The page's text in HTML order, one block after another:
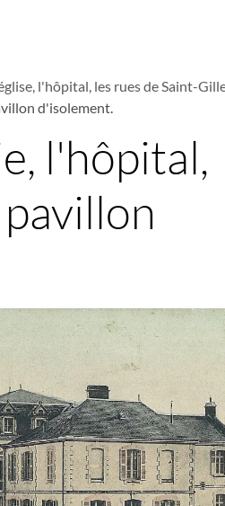
l'hôpital, les rues de Saint-
d'isolement.
l'hôpital,